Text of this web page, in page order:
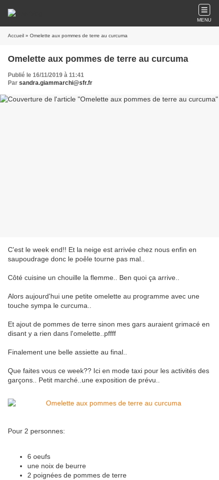
MENU
Accueil » Omelette aux pommes de terre au curcuma
Omelette aux pommes de terre au curcuma
Publié le 16/11/2019 à 11:41
Par sandra.giammarchi@sfr.fr
C'est le week end!! Et la neige est arrivée chez nous enfin en
saupoudrage donc le poêle tourne pas mal..
Côté cuisine un chouille la flemme.. Ben quoi ça arrive..
Alors aujourd'hui une petite omelette au programme avec une
touche sympa le curcuma..
Et ajout de pommes de terre sinon mes gars auraient grimacé en
disant y a rien dans l'omelette..pffff
Finalement une belle assiette au final..
Que faites vous ce week?? Ici en mode taxi pour les activités des
garçons.. Petit marché..une exposition de prévu..
Pour 2 personnes:
6 oeufs
une noix de beurre
2 poignées de pommes de terre